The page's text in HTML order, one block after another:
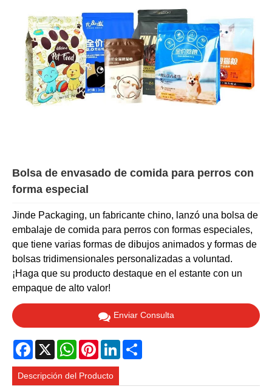
Bolsa de envasado de comida para perros con
forma especial
Jinde Packaging, un fabricante chino, lanzó una bolsa de
embalaje de comida para perros con formas especiales,
que tiene varias formas de dibujos animados y formas de
bolsas tridimensionales personalizadas a voluntad.
¡Haga que su producto destaque en el estante con un
empaque de alto valor!
Enviar Consulta
Facebook
X WhatsAppPinterestLinkedIn
Descripción del Producto